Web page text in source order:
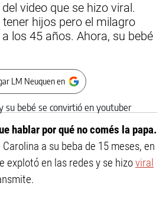
video que se hizo viral.
hijos pero el milagro
los 45 años. Ahora, su bebé
LM Neuquen en
hablar por qué no comés la papa.
Carolina a su beba de 15 meses, en
explotó en las redes y se hizoviral